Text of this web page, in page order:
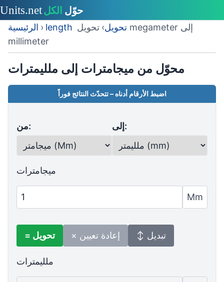
الرئيسية › length تحويل› تحويل megameter إلى
millimeter
محوّل من ميجامترات إلى ملليمترات
اضبط الأرقام أدناه – تتحدّث النتائج فوراً
من: إلى:
ميجامترات
Mm
= تحويل × إعادة تعيين ↕ تبديل
ملليمترات